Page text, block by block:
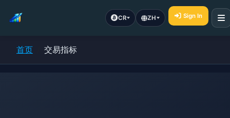
CR ZH Sign In
首页 交易指标